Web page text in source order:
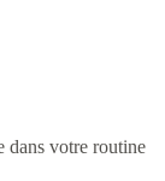
dans votre routine